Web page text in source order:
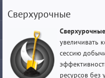
Сверхурочные
Сверхурочные
увеличивать
сессию
ресурсов без